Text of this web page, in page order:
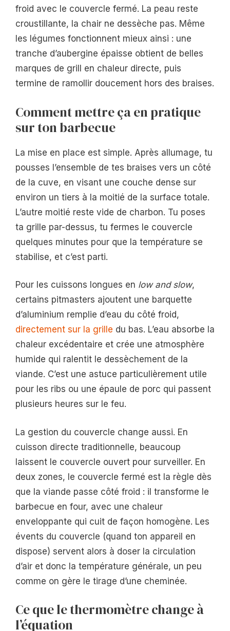
froid avec le couvercle fermé. La peau reste
croustillante, la chair ne dessèche pas. Même
les légumes fonctionnent mieux ainsi : une
tranche d’aubergine épaisse obtient de belles
marques de grill en chaleur directe, puis
termine de ramollir doucement hors des braises.
Comment mettre ça en pratique
sur ton barbecue
La mise en place est simple. Après allumage, tu
pousses l’ensemble de tes braises vers un côté
de la cuve, en visant une couche dense sur
environ un tiers à la moitié de la surface totale.
L’autre moitié reste vide de charbon. Tu poses
ta grille par-dessus, tu fermes le couvercle
quelques minutes pour que la température se
stabilise, et c’est parti.
Pour les cuissons longues en low and slow,
certains pitmasters ajoutent une barquette
d’aluminium remplie d’eau du côté froid,
directement sur la grille du bas. L’eau absorbe la
chaleur excédentaire et crée une atmosphère
humide qui ralentit le dessèchement de la
viande. C’est une astuce particulièrement utile
pour les ribs ou une épaule de porc qui passent
plusieurs heures sur le feu.
La gestion du couvercle change aussi. En
cuisson directe traditionnelle, beaucoup
laissent le couvercle ouvert pour surveiller. En
deux zones, le couvercle fermé est la règle dès
que la viande passe côté froid : il transforme le
barbecue en four, avec une chaleur
enveloppante qui cuit de façon homogène. Les
évents du couvercle (quand ton appareil en
dispose) servent alors à doser la circulation
d’air et donc la température générale, un peu
comme on gère le tirage d’une cheminée.
Ce que le thermomètre change à
l’équation